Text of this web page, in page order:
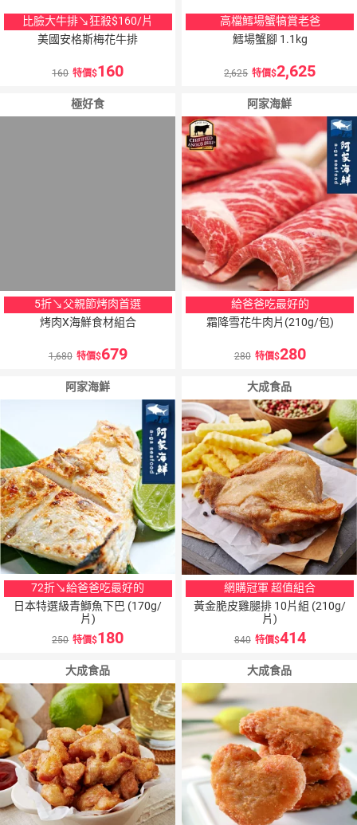
比臉大牛排↘狂殺$160/片
美國安格斯梅花牛排
160 特價 160
高檔鱈場蟹犒賞老爸
鱈場蟹腳 1.1kg
2,625 特價 2,625
極好食
5折↘父親節烤肉首選
烤肉X海鮮食材組合
1,680 特價 679
阿家海鮮
給爸爸吃最好的
霜降雪花牛肉片(210g/包)
280 特價 280
阿家海鮮
72折↘給爸爸吃最好的
日本特選級青鰤魚下巴 (170g/
片)
250 特價 180
大成食品
網購冠軍 超值組合
黃金脆皮雞腿排 10片組 (210g/
片)
840 特價 414
大成食品 大成食品